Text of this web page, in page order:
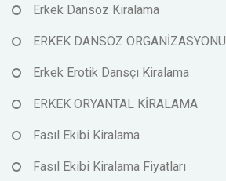
Erkek Dansöz Kiralama
ERKEK DANSÖZ ORGANİZASYONU
Erkek Erotik Dansçı Kiralama
ERKEK ORYANTAL KİRALAMA
Fasıl Ekibi Kiralama
Fasıl Ekibi Kiralama Fiyatları